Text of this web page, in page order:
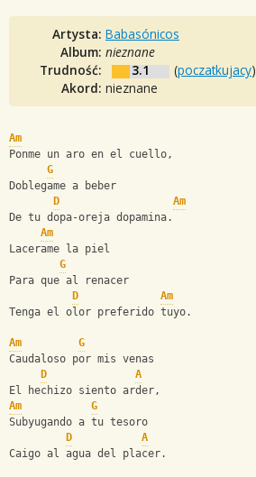
Artysta: Babasónicos
Album: nieznane
Trudność:
3.1 (poczatkujacy)
Akord: nieznane
Am
Ponme un aro en el cuello,
G
Doblegame a beber
D
Am
De tu dopa-oreja dopamina.
Am
Lacerame la piel
G
Para que al renacer
D
Am
Tenga el olor preferido tuyo.
Am
G
Caudaloso por mis venas
D
A
El hechizo siento arder,
Am
G
Subyugando a tu tesoro
D
A
Caigo al agua del placer.